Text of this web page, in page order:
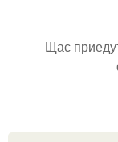
Щас